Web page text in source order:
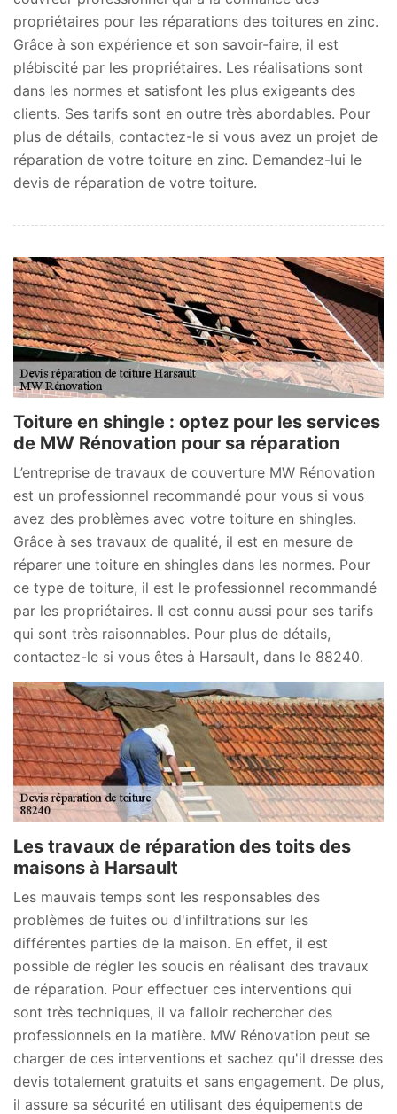
propriétaires pour les réparations des toitures en zinc.
Grâce à son expérience et son savoir-faire, il est
plébiscité par les propriétaires. Les réalisations sont
dans les normes et satisfont les plus exigeants des
clients. Ses tarifs sont en outre très abordables. Pour
plus de détails, contactez-le si vous avez un projet de
réparation de votre toiture en zinc. Demandez-lui le
devis de réparation de votre toiture.
Toiture en shingle : optez pour les services
de MW Rénovation pour sa réparation
L’entreprise de travaux de couverture MW Rénovation
est un professionnel recommandé pour vous si vous
avez des problèmes avec votre toiture en shingles.
Grâce à ses travaux de qualité, il est en mesure de
réparer une toiture en shingles dans les normes. Pour
ce type de toiture, il est le professionnel recommandé
par les propriétaires. Il est connu aussi pour ses tarifs
qui sont très raisonnables. Pour plus de détails,
contactez-le si vous êtes à Harsault, dans le 88240.
Les travaux de réparation des toits des
maisons à Harsault
Les mauvais temps sont les responsables des
problèmes de fuites ou d'infiltrations sur les
différentes parties de la maison. En effet, il est
possible de régler les soucis en réalisant des travaux
de réparation. Pour effectuer ces interventions qui
sont très techniques, il va falloir rechercher des
professionnels en la matière. MW Rénovation peut se
charger de ces interventions et sachez qu'il dresse des
devis totalement gratuits et sans engagement. De plus,
il assure sa sécurité en utilisant des équipements de